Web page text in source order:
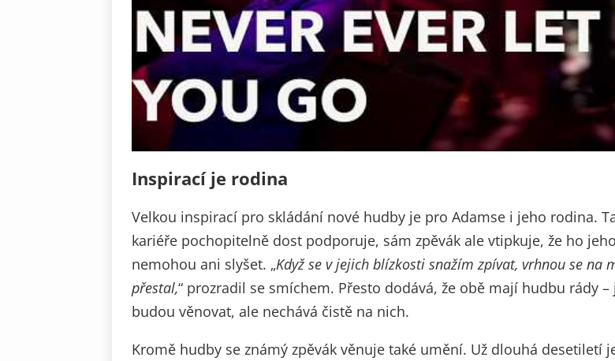
Inspirací je rodina
Velkou inspirací pro skládání nové hudby je pro Adamse i jeho rodina.
kariéře pochopitelně dost podporuje, sám zpěvák ale vtipkuje, že ho
nemohou ani slyšet. „Když se v jejich blízkosti snažím zpívat, vrhnou se na
přestal,“ prozradil se smíchem. Přesto dodává, že obě mají hudbu rády
budou věnovat, ale nechává čistě na nich.
Kromě hudby se známý zpěvák věnuje také umění. Už dlouhá desetiletí